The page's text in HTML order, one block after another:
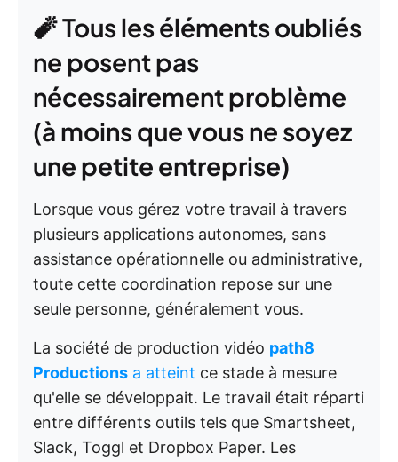
🧨 Tous les éléments oubliés
ne posent pas
nécessairement problème
(à moins que vous ne soyez
une petite entreprise)
Lorsque vous gérez votre travail à travers
plusieurs applications autonomes, sans
assistance opérationnelle ou administrative,
toute cette coordination repose sur une
seule personne, généralement vous.
La société de production vidéo path8
Productions a atteint ce stade à mesure
qu'elle se développait. Le travail était réparti
entre différents outils tels que Smartsheet,
Slack, Toggl et Dropbox Paper. Les